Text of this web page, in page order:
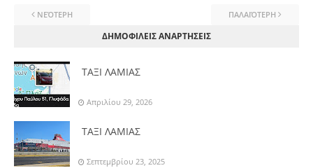
ΝΕΌΤΕΡΗ ΠΑΛΑΙΌΤΕΡΗ
ΔΗΜΟΦΙΛΕΙΣ ΑΝΑΡΤΗΣΕΙΣ
ΤΑΞΙ ΛΑΜΙΑΣ
Απριλίου 29, 2026
ΤΑΞΙ ΛΑΜΙΑΣ
Σεπτεμβρίου 23, 2025